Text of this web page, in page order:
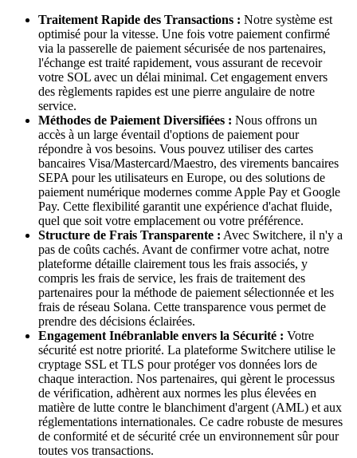
Traitement Rapide des Transactions : Notre système est
optimisé pour la vitesse. Une fois votre paiement confirmé
via la passerelle de paiement sécurisée de nos partenaires,
l'échange est traité rapidement, vous assurant de recevoir
votre SOL avec un délai minimal. Cet engagement envers
des règlements rapides est une pierre angulaire de notre
service.
Méthodes de Paiement Diversifiées : Nous offrons un
accès à un large éventail d'options de paiement pour
répondre à vos besoins. Vous pouvez utiliser des cartes
bancaires Visa/Mastercard/Maestro, des virements bancaires
SEPA pour les utilisateurs en Europe, ou des solutions de
paiement numérique modernes comme Apple Pay et Google
Pay. Cette flexibilité garantit une expérience d'achat fluide,
quel que soit votre emplacement ou votre préférence.
Structure de Frais Transparente : Avec Switchere, il n'y a
pas de coûts cachés. Avant de confirmer votre achat, notre
plateforme détaille clairement tous les frais associés, y
compris les frais de service, les frais de traitement des
partenaires pour la méthode de paiement sélectionnée et les
frais de réseau Solana. Cette transparence vous permet de
prendre des décisions éclairées.
Engagement Inébranlable envers la Sécurité : Votre
sécurité est notre priorité. La plateforme Switchere utilise le
cryptage SSL et TLS pour protéger vos données lors de
chaque interaction. Nos partenaires, qui gèrent le processus
de vérification, adhèrent aux normes les plus élevées en
matière de lutte contre le blanchiment d'argent (AML) et aux
réglementations internationales. Ce cadre robuste de mesures
de conformité et de sécurité crée un environnement sûr pour
toutes vos transactions.